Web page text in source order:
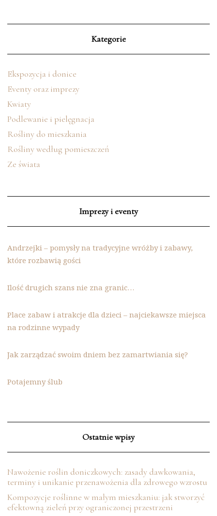
Kategorie
Ekspozycja i donice
Eventy oraz imprezy
Kwiaty
Podlewanie i pielęgnacja
Rośliny do mieszkania
Rośliny według pomieszczeń
Ze świata
Imprezy i eventy
Andrzejki – pomysły na tradycyjne wróżby i zabawy,
które rozbawią gości
Ilość drugich szans nie zna granic…
Place zabaw i atrakcje dla dzieci – najciekawsze miejsca
na rodzinne wypady
Jak zarządzać swoim dniem bez zamartwiania się?
Potajemny ślub
Ostatnie wpisy
Nawożenie roślin doniczkowych: zasady dawkowania,
terminy i unikanie przenawożenia dla zdrowego wzrostu
Kompozycje roślinne w małym mieszkaniu: jak stworzyć
efektowną zieleń przy ograniczonej przestrzeni